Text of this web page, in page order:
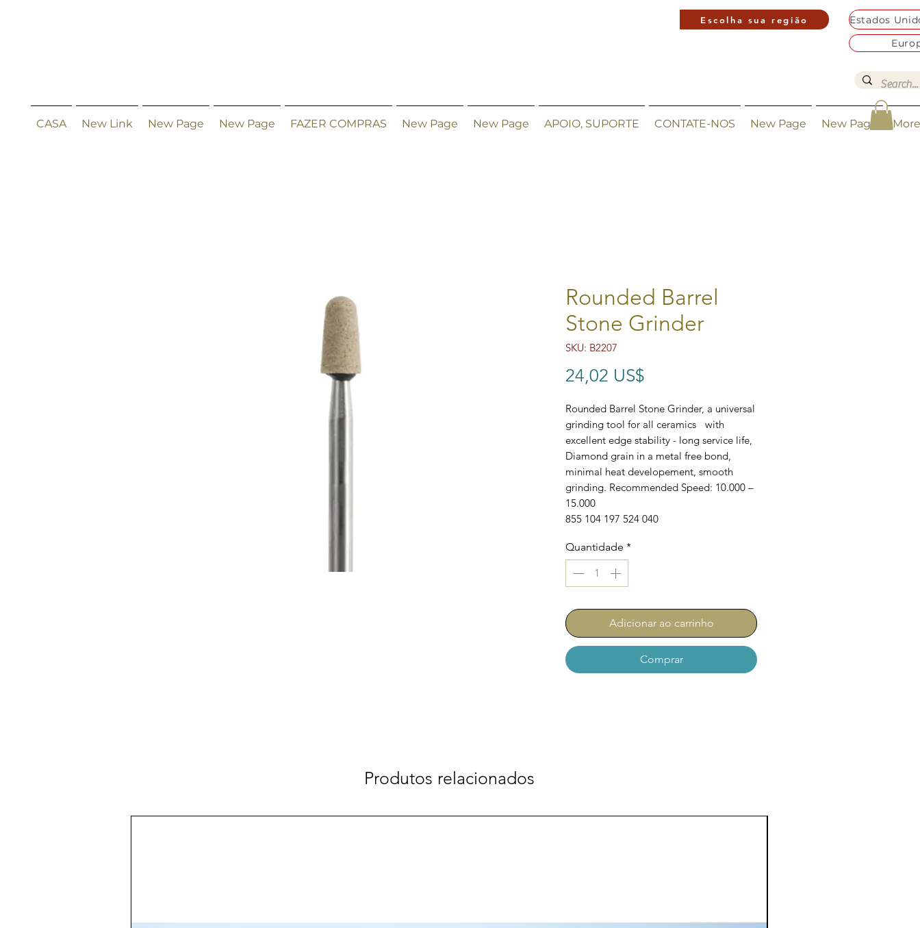
Escolha sua região
CASA New Link New Page New Page FAZER COMPRAS New Page New Page APOIO, SUPORTE CONTATE-NOS New Page New Page More
Rounded Barrel
Stone Grinder
SKU: B2207
24,02 US$
Rounded Barrel Stone Grinder, a universal
grinding tool for all ceramics with
excellent edge stability - long service life,
Diamond grain in a metal free bond,
minimal heat developement, smooth
grinding. Recommended Speed: 10.000 –
15.000
855 104 197 524 040
Quantidade *
Adicionar ao carrinho
Comprar
Produtos relacionados